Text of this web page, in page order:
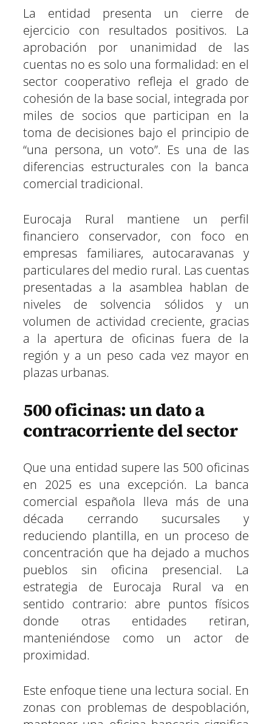
La entidad presenta un cierre de
ejercicio con resultados positivos. La
aprobación por unanimidad de las
cuentas no es solo una formalidad: en el
sector cooperativo refleja el grado de
cohesión de la base social, integrada por
miles de socios que participan en la
toma de decisiones bajo el principio de
“una persona, un voto”. Es una de las
diferencias estructurales con la banca
comercial tradicional.
Eurocaja Rural mantiene un perfil
financiero conservador, con foco en
empresas familiares, autocaravanas y
particulares del medio rural. Las cuentas
presentadas a la asamblea hablan de
niveles de solvencia sólidos y un
volumen de actividad creciente, gracias
a la apertura de oficinas fuera de la
región y a un peso cada vez mayor en
plazas urbanas.
500 oficinas: un dato a
contracorriente del sector
Que una entidad supere las 500 oficinas
en 2025 es una excepción. La banca
comercial española lleva más de una
década cerrando sucursales y
reduciendo plantilla, en un proceso de
concentración que ha dejado a muchos
pueblos sin oficina presencial. La
estrategia de Eurocaja Rural va en
sentido contrario: abre puntos físicos
donde otras entidades retiran,
manteniéndose como un actor de
proximidad.
Este enfoque tiene una lectura social. En
zonas con problemas de despoblación,